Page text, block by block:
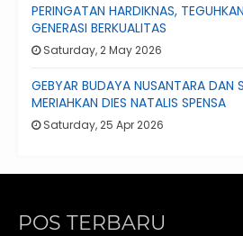
PERINGATAN HARDIKNAS,
GENERASI BERKUALITAS
Saturday, 2 May 2026
GEBYAR BUDAYA NUSANTARA DAN
MERIAHKAN DIES NATALIS SPENSA
Saturday, 25 Apr 2026
POS TERBARU